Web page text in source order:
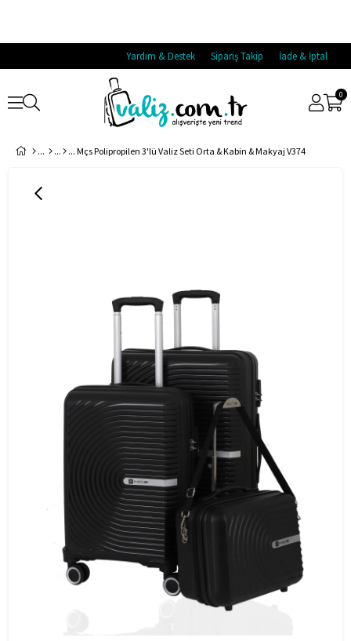
Yardım & Destek Sipariş Takip İade & İptal
0
Mçs Polipropilen 3'lü Valiz Seti Orta & Kabin & Makyaj V374